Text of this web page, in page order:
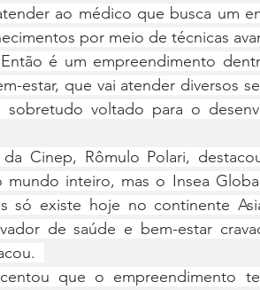
ao médico que busca um
por meio de técnicas
é um empreendimento
estar, que vai atender diversos
sobretudo voltado para o
Cinep, Rômulo Polari,
mundo inteiro, mas o Insea
só existe hoje no continente
de saúde e bem-estar
que o empreendimento